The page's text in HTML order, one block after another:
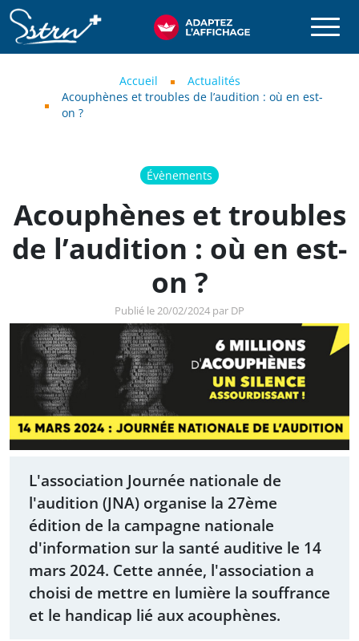
Aller au contenu principal
SSTRN
Accueil
Actualités
Acouphènes et troubles de l’audition : où en est-
on ?
Évènements
Acouphènes et troubles
de l’audition : où en est-
on ?
Publié le 20/02/2024 par DP
L'association Journée nationale de
l'audition (JNA) organise la 27ème
édition de la campagne nationale
d'information sur la santé auditive le 14
mars 2024. Cette année, l'association a
choisi de mettre en lumière la souffrance
et le handicap lié aux acouphènes.